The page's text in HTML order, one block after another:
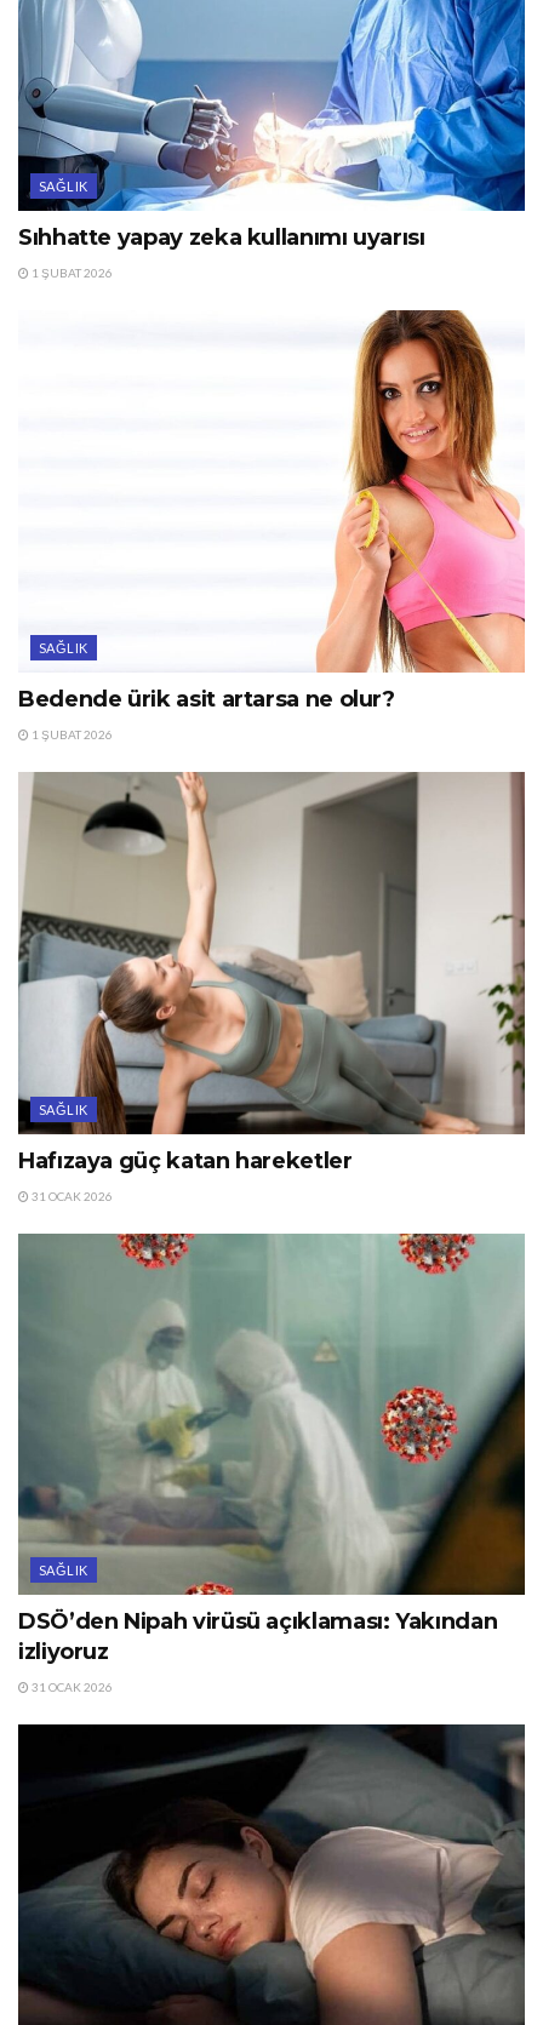
SAĞLIK
Sıhhatte yapay zeka kullanımı uyarısı
1 ŞUBAT 2026
SAĞLIK
Bedende ürik asit artarsa ne olur?
1 ŞUBAT 2026
SAĞLIK
Hafızaya güç katan hareketler
31 OCAK 2026
SAĞLIK
DSÖ’den Nipah virüsü açıklaması: Yakından
izliyoruz
31 OCAK 2026